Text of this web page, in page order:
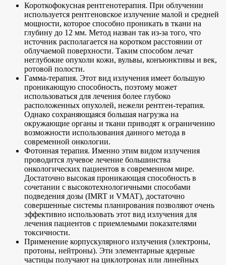
Короткофокусная рентгенотерапия. При облучении
используется рентгеновское излучение малой и средней
мощности, которое способно проникать в ткани на
глубину до 12 мм. Метод назван так из-за того, что
источник располагается на коротком расстоянии от
облучаемой поверхности. Таким способом лечат
неглубокие опухоли кожи, вульвы, конъюнктивы и век,
ротовой полости.
Гамма-терапия. Этот вид излучения имеет большую
проникающую способность, поэтому может
использоваться для лечения более глубоко
расположенных опухолей, нежели рентген-терапия.
Однако сохраняющаяся большая нагрузка на
окружающие органы и ткани приводят к ограничению
возможности использования данного метода в
современной онкологии.
Фотонная терапия. Именно этим видом излучения
проводится лучевое лечение большинства
онкологических пациентов в современном мире.
Достаточно высокая проникающая способность в
сочетании с высокотехнологичными способами
подведения дозы (IMRT и VMAT), достаточно
совершенные системы планирования позволяют очень
эффективно использовать этот вид излучения для
лечения пациентов с приемлемыми показателями
токсичности.
Применение корпускулярного излучения (электроны,
протоны, нейтроны). Эти элементарные ядерные
частицы получают на циклотронах или линейных